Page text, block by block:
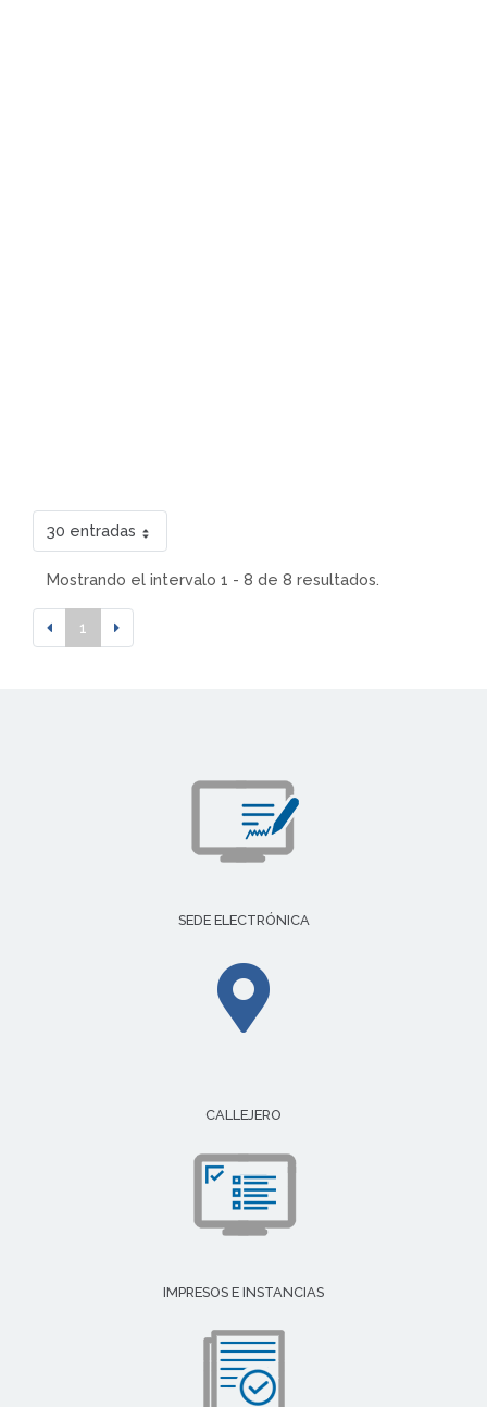
30 entradas
Mostrando el intervalo 1 - 8 de 8 resultados.
1
SEDE ELECTRÓNICA
CALLEJERO
IMPRESOS E INSTANCIAS